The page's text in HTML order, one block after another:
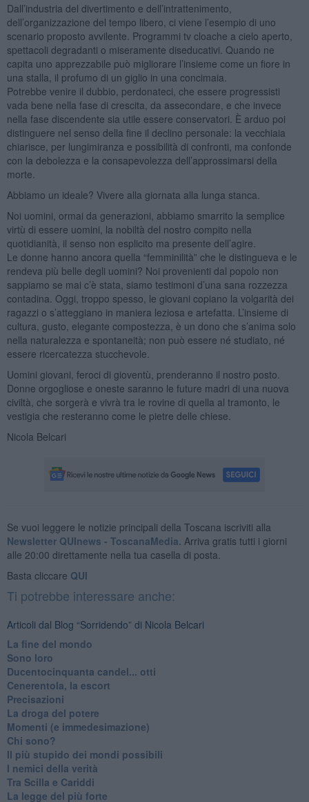
Dall’industria del divertimento e dell’intrattenimento,
dell’organizzazione del tempo libero, ci viene l’esempio di uno
scenario proposto avvilente. Programmi tv cloache a cielo aperto,
spettacoli degradanti o miseramente diseducativi. Quando ne
capita uno apprezzabile può migliorare l’insieme come un fiore in
una stalla, il profumo di un giglio in una concimaia.
Potrebbe venire il dubbio, perdonateci, che essere progressisti
vada bene nella fase di crescita, da assecondare, e che invece
nella fase discendente sia utile essere conservatori. È arduo poi
distinguere nel senso della fine il declino personale: la vecchiaia
chiarisce, per lungimiranza e possibilità di confronti, ma confonde
con la debolezza e la consapevolezza dell’approssimarsi della
morte.
Abbiamo un ideale? Vivere alla giornata alla lunga stanca.
Noi uomini, ormai da generazioni, abbiamo smarrito la semplice
virtù di essere uomini, la nobiltà del nostro compito nella
quotidianità, il senso non esplicito ma presente dell’agire.
Le donne hanno ancora quella “femminilità” che le distingueva e le
rendeva più belle degli uomini? Noi provenienti dal popolo non
sappiamo se mai c’è stata, siamo testimoni d’una sana rozzezza
contadina. Oggi, troppo spesso, le giovani copiano la volgarità dei
ragazzi o s’atteggiano in maniera leziosa e artefatta. L’insieme di
cultura, gusto, elegante compostezza, è un dono che s’anima solo
nella naturalezza e spontaneità; non può essere né studiato, né
essere ricercatezza stucchevole.
Uomini giovani, feroci di gioventù, prenderanno il nostro posto.
Donne orgogliose e oneste saranno le future madri di una nuova
civiltà, che sorgerà e vivrà tra le rovine di quella al tramonto, le
vestigia che resteranno come le pietre delle chiese.
Nicola Belcari
Se vuoi leggere le notizie principali della Toscana iscriviti alla
Newsletter QUInews - ToscanaMedia. Arriva gratis tutti i giorni
alle 20:00 direttamente nella tua casella di posta.
Basta cliccare QUI
Ti potrebbe interessare anche:
Articoli dal Blog “Sorridendo” di Nicola Belcari
La fine del mondo
Sono loro
Ducentocinquanta candel... otti
Cenerentola, la escort
Precisazioni
La droga del potere
Momenti (e immedesimazione)
Chi sono?
Il più stupido dei mondi possibili
I nemici della verità
Tra Scilla e Cariddi
La legge del più forte